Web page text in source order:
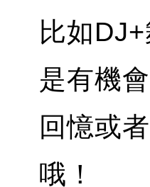
比如
是有機
回憶或
哦！